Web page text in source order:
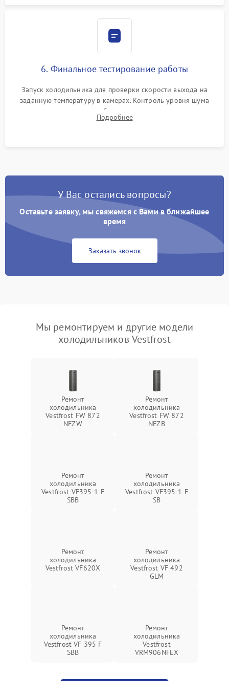
6. Финальное тестирование работы
Запуск холодильника для проверки скорости выхода на
заданную температуру в камерах. Контроль уровня шума
компрессора, отсутствия обмерзания стенок и корректного
срабатывания системы автоматической оттайки.
Подробнее
У Вас остались вопросы?
Оставьте заявку, мы свяжемся с Вами в ближайшее
время
Заказать звонок
Мы ремонтируем и другие модели
холодильников Vestfrost
Ремонт
холодильника
Vestfrost FW 872
NFZW
Ремонт
холодильника
Vestfrost FW 872
NFZВ
Ремонт
холодильника
Vestfrost VF395-1 F
SBB
Ремонт
холодильника
Vestfrost VF395-1 F
SB
Ремонт
холодильника
Vestfrost VF620X
Ремонт
холодильника
Vestfrost VF 492
GLM
Ремонт
холодильника
Vestfrost VF 395 F
SBB
Ремонт
холодильника
Vestfrost
VRM906NFEX